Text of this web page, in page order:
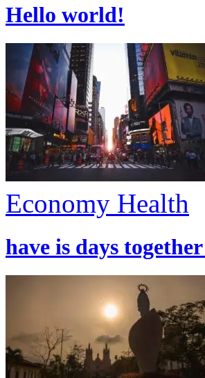
Hello world!
Economy Health
have is days